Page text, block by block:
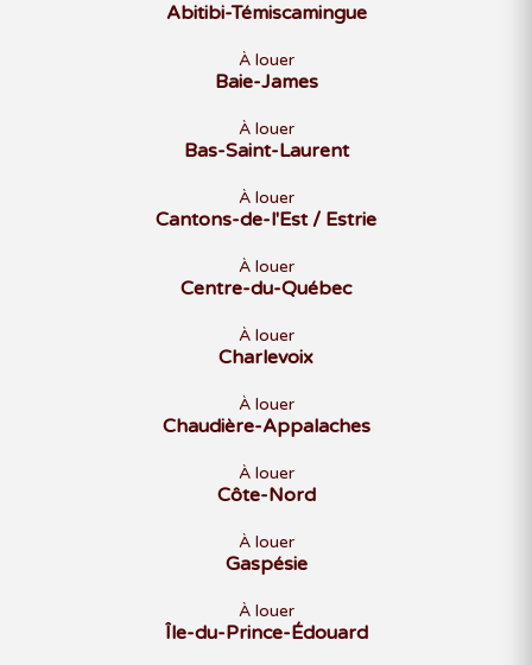
Abitibi-Témiscamingue
À louer
Baie-James
À louer
Bas-Saint-Laurent
À louer
Cantons-de-l'Est / Estrie
À louer
Centre-du-Québec
À louer
Charlevoix
À louer
Chaudière-Appalaches
À louer
Côte-Nord
À louer
Gaspésie
À louer
Île-du-Prince-Édouard